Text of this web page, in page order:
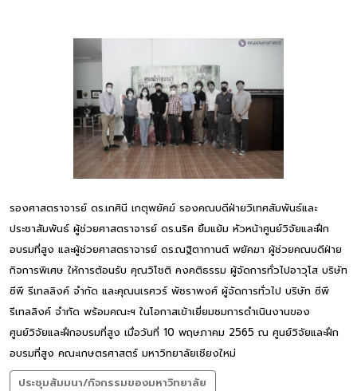
รองศาสตราจารย์ ดร.เกศินี เกตุพยัคฆ์ รองคณบดีฝ่ายวิเทศสัมพันธ์และ
ประชาสัมพันธ์ ผู้ช่วยศาสตราจารย์ ดร.นริศ ยิ้มแย้ม หัวหน้าศูนย์วิจัยและฝึก
อบรมที่สูง และผู้ช่วยศาสตราจารย์ ดร.ณฐิตากานต์ พยัคฆา ผู้ช่วยคณบดีฝ่าย
กิจการพิเศษ ให้การต้อนรับ คุณวิโชติ คงคติธรรม ผู้จัดการทั่วไปอาวุโส บริษัท
ซีพี รีเทลลิงค์ จำกัด และคุณนเรศวร์ พัชราพงศ์ ผู้จัดการทั่วไป บริษัท ซีพี
รีเทลลิงค์ จำกัด พร้อมคณะฯ ในโอกาสเข้าเยี่ยมชมการดำเนินงานของ
ศูนย์วิจัยและฝึกอบรมที่สูง เมื่อวันที่ 10 พฤษภาคม 2565 ณ ศูนย์วิจัยและฝึก
อบรมที่สูง คณะเกษตรศาสตร์ มหาวิทยาลัยเชียงใหม่
ประชุมสัมมนา/กิจกรรมของมหาวิทยาลัย